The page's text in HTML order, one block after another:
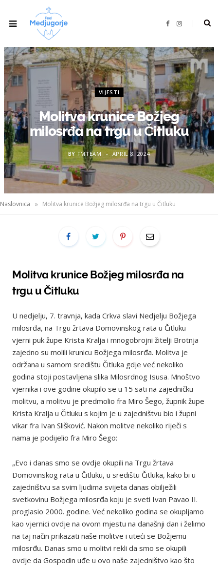
F
b
o
o
k
I
a
g
r
a
m
VIJESTI
Molitva krunice Božjeg
milosrđa na trgu u Čitluku
BY FMTEAM APRIL 8, 2024
Naslovnica » Molitva krunice Božjeg milosrđa na trgu u Čitluku
Molitva krunice Božjeg milosrđa na
trgu u Čitluku
U nedjelju, 7. travnja, kada Crkva slavi Nedjelju Božjega
milosrđa, na Trgu žrtava Domovinskog rata u Čitluku
vjerni puk župe Krista Kralja i mnogobrojni žitelji Brotnja
zajedno su molili krunicu Božjega milosrđa. Molitva je
održana u samom središtu Čitluka gdje već nekoliko
godina stoji postavljena slika Milosrdnog Isusa. Mnoštvo
vjernika i ove godine okupilo se u 15 sati na zajedničku
molitvu, a molitvu je predmolio fra Miro Šego, župnik župe
Krista Kralja u Čitluku s kojim je u zajedništvu bio i župni
vikar fra Ivan Slišković. Nakon molitve nekoliko riječi s
nama je podijelio fra Miro Šego:
„Evo i danas smo se ovdje okupili na Trgu žrtava
Domovinskog rata u Čitluku, u središtu Čitluka, kako bi u
zajedništvu sa svim ljudima svijeta danas obilježili
svetkovinu Božjega milosrđa koju je sveti Ivan Pavao II.
proglasio 2000. godine. Već nekoliko godina se okupljamo
kao vjernici ovdje na ovom mjestu na današnji dan i želimo
na taj način prikazati naše molitve i uteći se Božjemu
milosrđu. Danas smo u molitvi rekli da smo se okupili
ovdje da Gospodin uđe u ovo naše zajedništvo kao što